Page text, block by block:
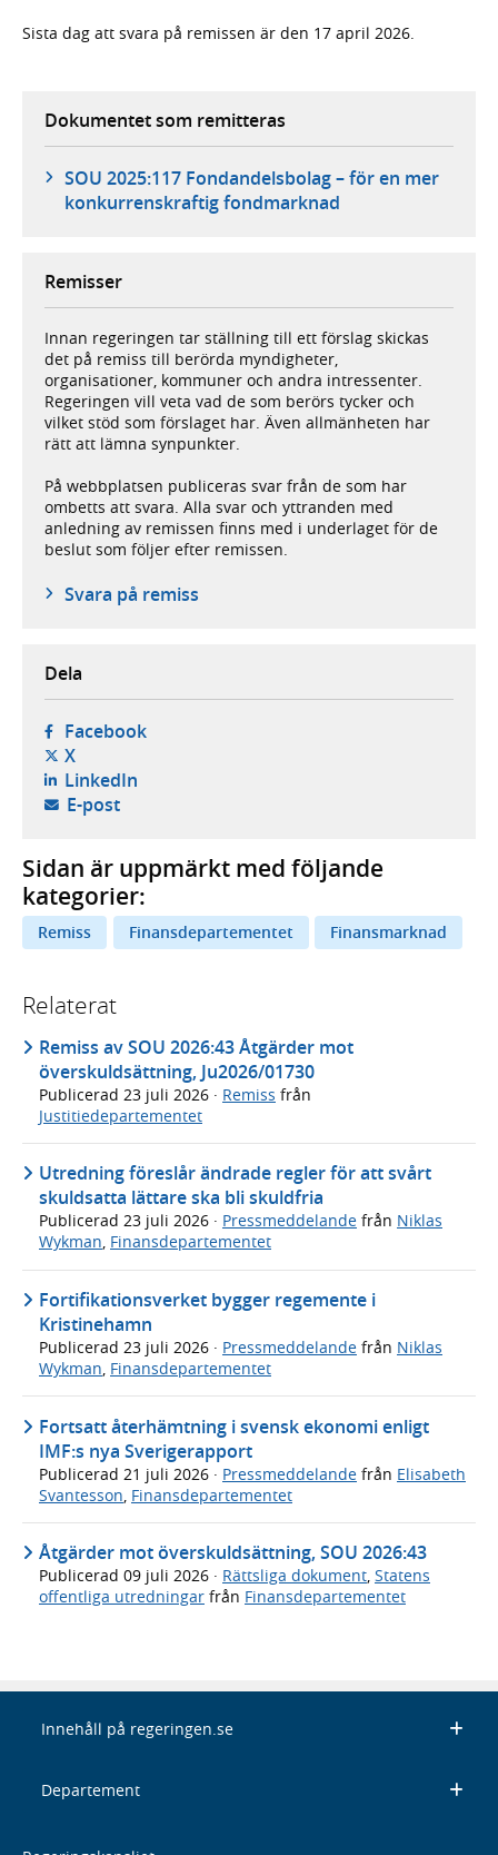
Sista dag att svara på remissen är den 17 april 2026.
Dokumentet som remitteras
SOU 2025:117 Fondandelsbolag – för en mer
konkurrenskraftig fondmarknad
Remisser
Innan regeringen tar ställning till ett förslag skickas
det på remiss till berörda myndigheter,
organisationer, kommuner och andra intressenter.
Regeringen vill veta vad de som berörs tycker och
vilket stöd som förslaget har. Även allmänheten har
rätt att lämna synpunkter.
På webbplatsen publiceras svar från de som har
ombetts att svara. Alla svar och yttranden med
anledning av remissen finns med i underlaget för de
beslut som följer efter remissen.
Svara på remiss
Dela
Facebook- öppnas i ny flik, extern webbplats,
X- öppnas i ny flik, extern webbplats,
LinkedIn- öppnas i ny flik, extern webbplats,
E-post- öppnar din e-postklient,
Sidan är uppmärkt med följande
kategorier:
Remiss Finansdepartementet Finansmarknad
Relaterat
Remiss av SOU 2026:43 Åtgärder mot
överskuldsättning, Ju2026/01730
Publicerad 23 juli 2026 · Remiss från
Justitiedepartementet
Utredning föreslår ändrade regler för att svårt
skuldsatta lättare ska bli skuldfria
Publicerad 23 juli 2026 · Pressmeddelande från Niklas
Wykman, Finansdepartementet
Fortifikationsverket bygger regemente i
Kristinehamn
Publicerad 23 juli 2026 · Pressmeddelande från Niklas
Wykman, Finansdepartementet
Fortsatt återhämtning i svensk ekonomi enligt
IMF:s nya Sverigerapport
Publicerad 21 juli 2026 · Pressmeddelande från Elisabeth
Svantesson Finansdepartementet
Åtgärder mot överskuldsättning, SOU 2026:43
Publicerad 09 juli 2026 · Rättsliga dokument, Statens
offentliga utredningar från Finansdepartementet
Innehåll på regeringen.se
Departement